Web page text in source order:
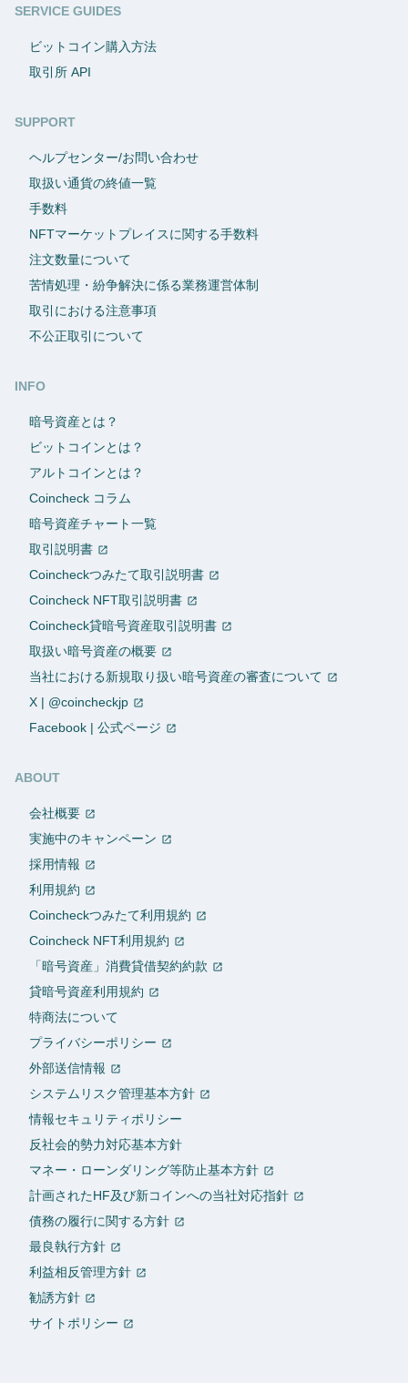
SERVICE GUIDES
ビットコイン購入方法
取引所 API
SUPPORT
ヘルプセンター/お問い合わせ
取扱い通貨の終値一覧
手数料
NFTマーケットプレイスに関する手数料
注文数量について
苦情処理・紛争解決に係る業務運営体制
取引における注意事項
不公正取引について
INFO
暗号資産とは？
ビットコインとは？
アルトコインとは？
Coincheck コラム
暗号資産チャート一覧
取引説明書
Coincheckつみたて取引説明書
Coincheck NFT取引説明書
Coincheck貸暗号資産取引説明書
取扱い暗号資産の概要
当社における新規取り扱い暗号資産の審査について
X | @coincheckjp
Facebook | 公式ページ
ABOUT
会社概要
実施中のキャンペーン
採用情報
利用規約
Coincheckつみたて利用規約
Coincheck NFT利用規約
「暗号資産」消費貸借契約約款
貸暗号資産利用規約
特商法について
プライバシーポリシー
外部送信情報
システムリスク管理基本方針
情報セキュリティポリシー
反社会的勢力対応基本方針
マネー・ローンダリング等防止基本方針
計画されたHF及び新コインへの当社対応指針
債務の履行に関する方針
最良執行方針
利益相反管理方針
勧誘方針
サイトポリシー